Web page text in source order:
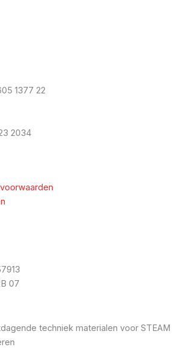
1377 22
2034
07
techniek materialen voor STEAM